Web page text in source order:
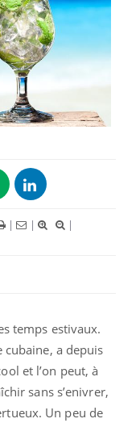
| |
|
temps estivaux.
cubaine, a depuis
et l’on peut, à
sans s’enivrer,
Un peu de